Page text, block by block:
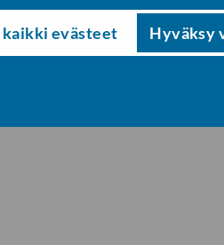
Hyväksy
evästeet